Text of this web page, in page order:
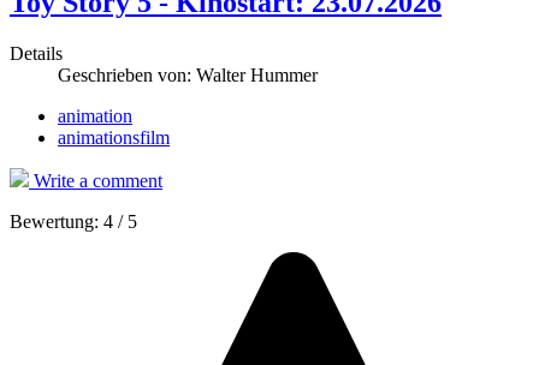
Details
Geschrieben von: Walter Hummer
animation
animationsfilm
Write a comment
Bewertung: 4 / 5